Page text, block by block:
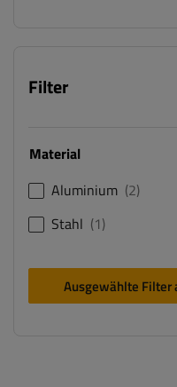
Filter
Material
Aluminium 2
Stahl
1
Ausgewählte Filter